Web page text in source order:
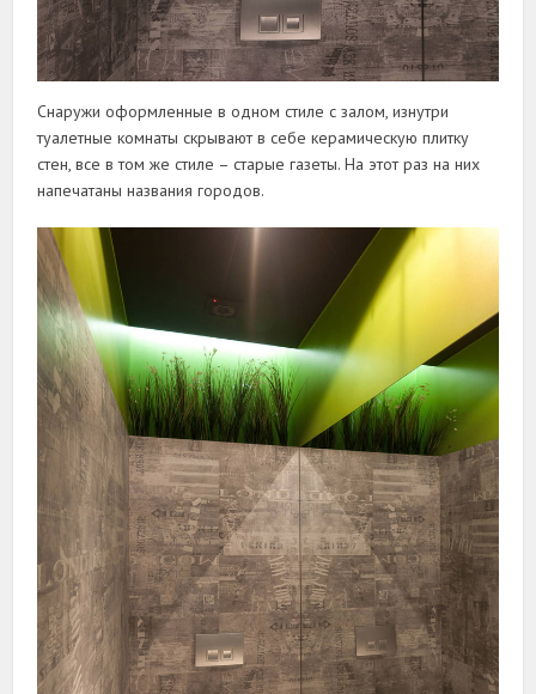
Снаружи оформленные в одном стиле с залом, изнутри
туалетные комнаты скрывают в себе керамическую плитку
стен, все в том же стиле – старые газеты. На этот раз на них
напечатаны названия городов.